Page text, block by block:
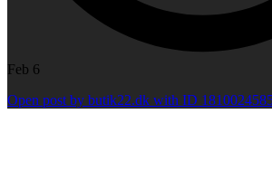
Feb 6
Open post by butik22.dk with ID